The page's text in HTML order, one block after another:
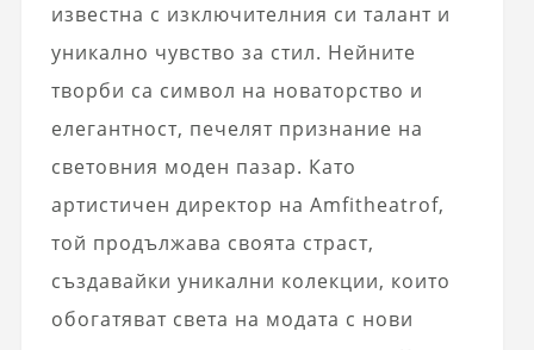
известна с изключителния си талант и
уникално чувство за стил. Нейните
творби са символ на новаторство и
елегантност, печелят признание на
световния моден пазар. Като
артистичен директор на Amfitheatrof,
той продължава своята страст,
създавайки уникални колекции, които
обогатяват света на модата с нови